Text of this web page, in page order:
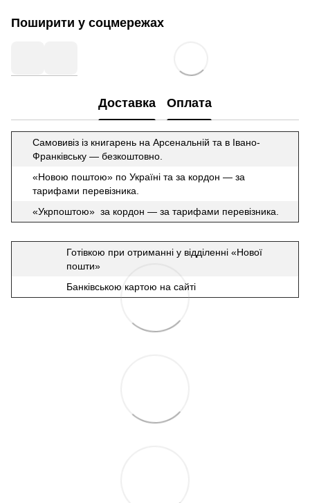
Поширити у соцмережах
Доставка Оплата
Самовивіз із книгарень на Арсенальній та в Івано-
Франківську — безкоштовно.
«Новою поштою» по Україні та за кордон — за
тарифами перевізника.
«Укрпоштою» за кордон — за тарифами перевізника.
Готівкою при отриманні у відділенні «Нової
пошти»
Банківською картою на сайті